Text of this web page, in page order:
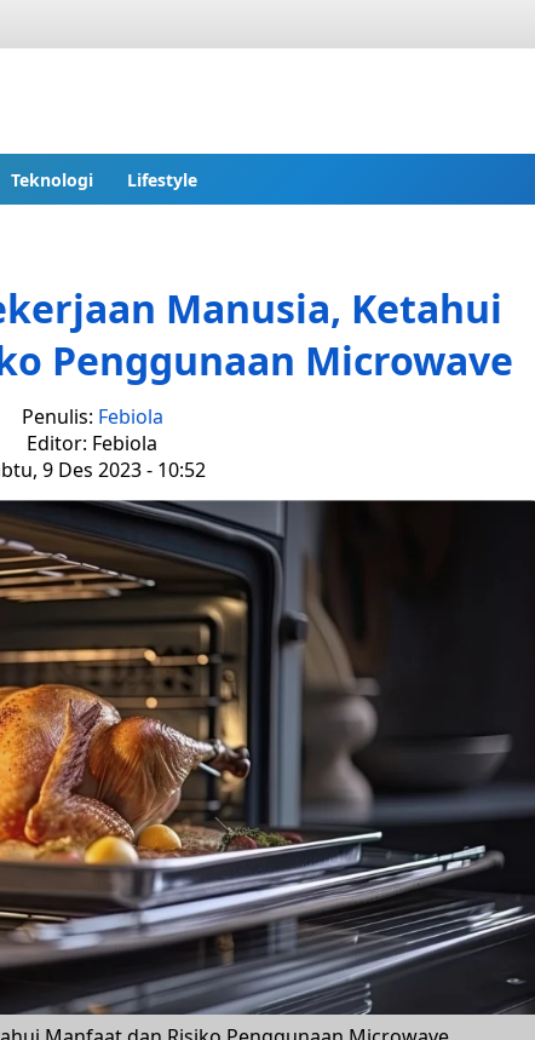
Teknologi Lifestyle
Manusia, Ketahui
Penggunaan Microwave
Penulis: Febiola
Editor: Febiola
9 Des 2023 - 10:52